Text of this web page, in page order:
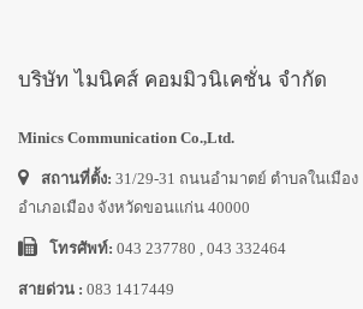
บริษัท ไมนิคส์ คอมมิวนิเคชั่น จำกัด
Minics Communication Co.,Ltd.
สถานที่ตั้ง: 31/29-31 ถนนอำมาตย์ ตำบลในเมือง
อำเภอเมือง จังหวัดขอนแก่น 40000
โทรศัพท์: 043 237780 , 043 332464
สายด่วน : 083 1417449